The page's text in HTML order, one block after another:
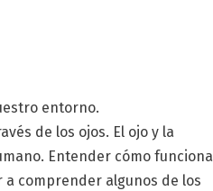
entorno.
de los ojos. El ojo y la
Entender cómo funciona
a comprender algunos de los